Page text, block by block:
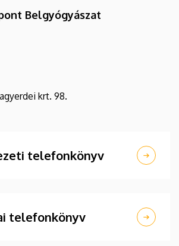
Belgyógyászat
krt. 98.
telefonkönyv
telefonkönyv